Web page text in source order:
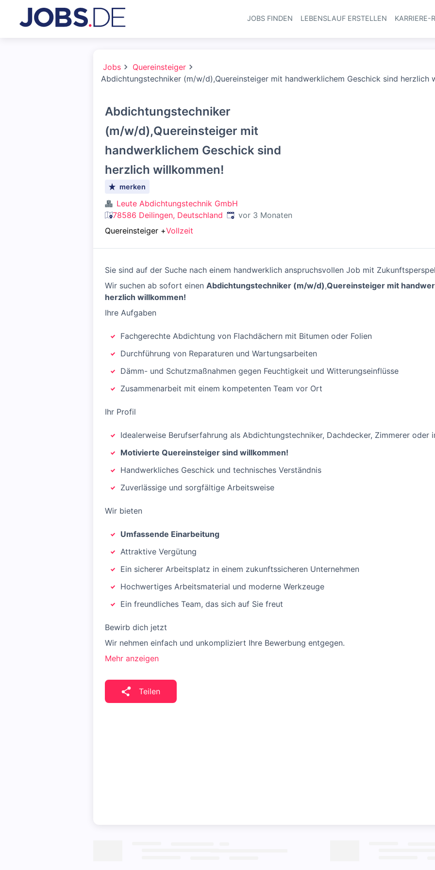
Haupt-
JOBS FINDEN LEBENSLAUF ERSTELLEN KARRIERE-
Jobs
Quereinsteiger
Abdichtungstechniker (m/w/d),Quereinsteiger mit handwerklichem Geschick sind herzlich
Abdichtungstechniker
(m/w/d),Quereinsteiger mit
handwerklichem Geschick sind
herzlich willkommen!
merken
Leute Abdichtungstechnik GmbH
78586 Deilingen, Deutschland Veröffentlicht:
vor 3 Monaten
Quereinsteiger +Vollzeit
Sie sind auf der Suche nach einem handwerklich anspruchsvollen Job mit
Wir suchen ab sofort einen Abdichtungstechniker (m/w/d),Quereinsteiger mit
herzlich willkommen!
Ihre Aufgaben
Fachgerechte Abdichtung von Flachdächern mit Bitumen oder Folien
Durchführung von Reparaturen und Wartungsarbeiten
Dämm- und Schutzmaßnahmen gegen Feuchtigkeit und Witterungseinflüsse
Zusammenarbeit mit einem kompetenten Team vor Ort
Ihr Profil
Idealerweise Berufserfahrung als Abdichtungstechniker, Dachdecker, Zimmerer oder
Motivierte Quereinsteiger sind willkommen!
Handwerkliches Geschick und technisches Verständnis
Zuverlässige und sorgfältige Arbeitsweise
Wir bieten
Umfassende Einarbeitung
Attraktive Vergütung
Ein sicherer Arbeitsplatz in einem zukunftssicheren Unternehmen
Hochwertiges Arbeitsmaterial und moderne Werkzeuge
Ein freundliches Team, das sich auf Sie freut
Bewirb dich jetzt
Wir nehmen einfach und unkompliziert Ihre Bewerbung entgegen.
Mehr anzeigen
Teilen